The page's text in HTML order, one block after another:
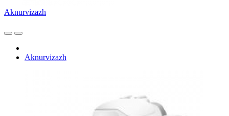
Aknurvizazh
Aknurvizazh